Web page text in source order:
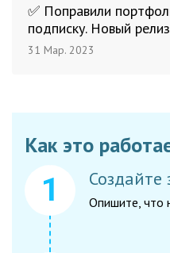
✅ Поправили
подписку. Новый
31 Мар. 2023
Как это
Опишите, что